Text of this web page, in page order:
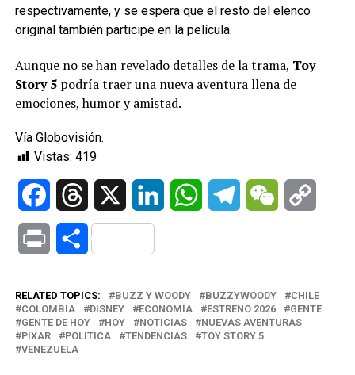
respectivamente, y se espera que el resto del elenco
original también participe en la película.
Aunque no se han revelado detalles de la trama, Toy
Story 5podría traer una nueva aventura llena de
emociones, humor y amistad.
Vía Globovisión.
Vistas: 419
FacebookThreads LinkedIn WhatsAppTelegramWeChat
Print Compartir
RELATED TOPICS: BUZZ Y WOODY BUZZYWOODY
CHILE
COLOMBIA
DISNEY ECONOMÍA ESTRENO 2026
GENTE
GENTE DE HOY
HOY NOTICIAS
NUEVAS AVENTURAS
PIXAR
POLÍTICA TENDENCIAS
TOY STORY 5
VENEZUELA